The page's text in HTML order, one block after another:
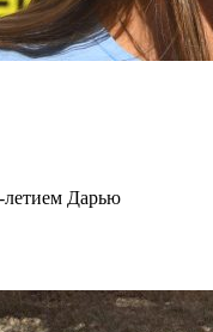
летием Дарью